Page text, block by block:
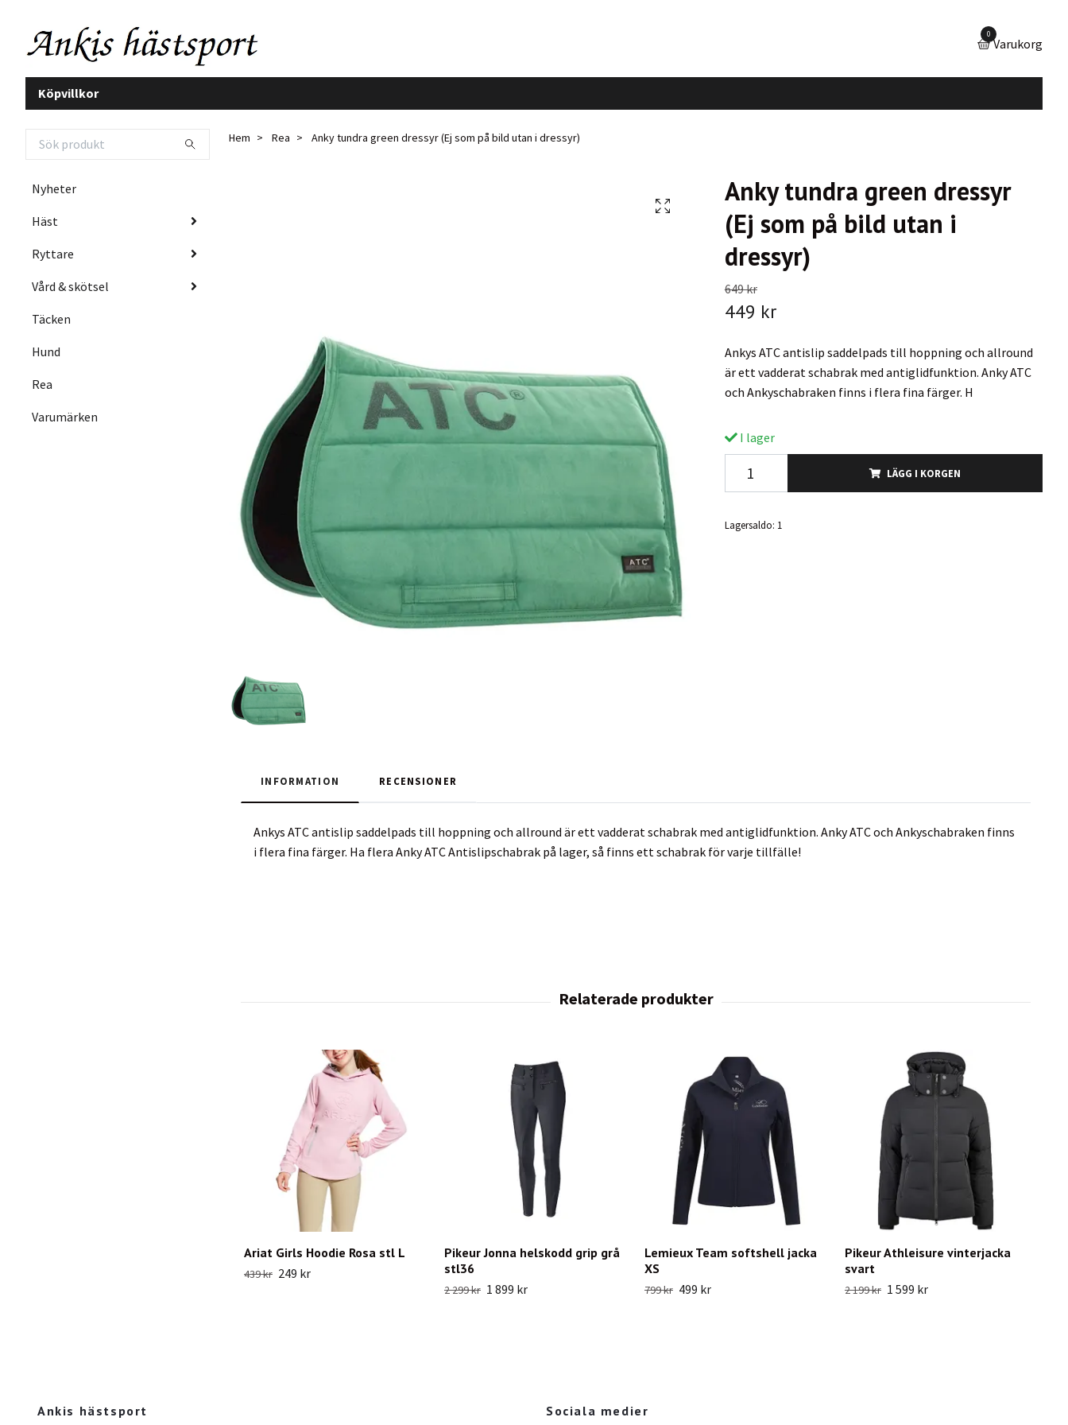
0
Varukorg
Köpvillkor
Nyheter
Häst
Ryttare
Vård & skötsel
Täcken
Hund
Rea
Varumärken
Hem Rea Anky tundra green dressyr (Ej som på bild utan i dressyr)
Anky tundra green dressyr
(Ej som på bild utan i
dressyr)
649 kr
449 kr
Ankys ATC antislip saddelpads till hoppning och allround
är ett vadderat schabrak med antiglidfunktion. Anky ATC
och Ankyschabraken finns i flera fina färger. H
I lager
LÄGG I KORGEN
Lagersaldo: 1
INFORMATION RECENSIONER
Ankys ATC antislip saddelpads till hoppning och allround är ett vadderat schabrak med antiglidfunktion. Anky ATC och Ankyschabraken finns
i flera fina färger. Ha flera Anky ATC Antislipschabrak på lager, så finns ett schabrak för varje tillfälle!
Ariat Girls Hoodie Rosa stl L
439 kr 249 kr
Pikeur Jonna helskodd grip grå
stl36
2 299 kr 1 899 kr
Lemieux Team softshell jacka
XS
799 kr 499 kr
Pikeur Athleisure vinterjacka
svart
2 199 kr 1 599 kr
Ankis hästsport Sociala medier